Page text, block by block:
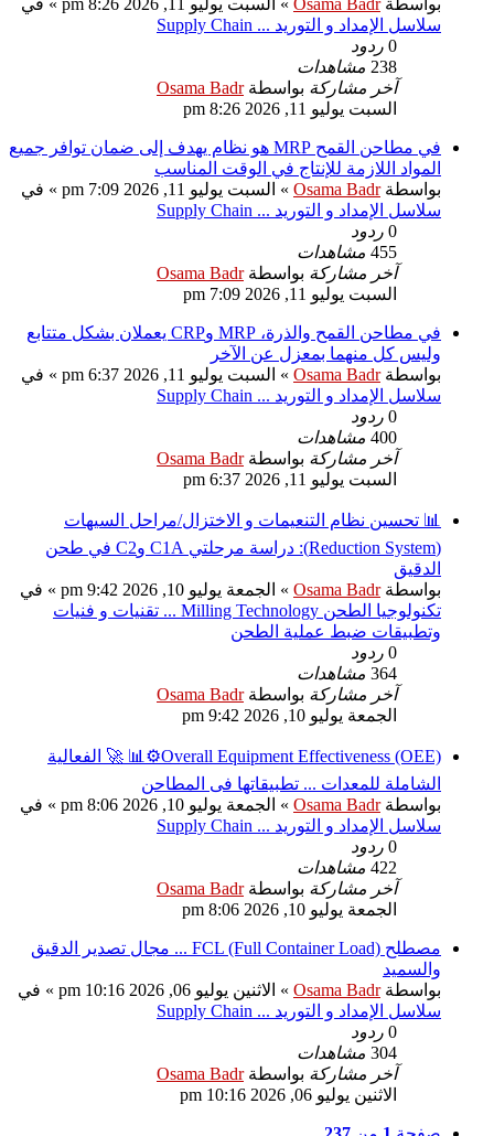
بواسطةOsama Badr » السبت يوليو 11, 2026 8:26 pm » في
سلاسل الإمداد و التوريد ... Supply Chain
0 ردود
238 مشاهدات
آخر مشاركة بواسطةOsama Badr
السبت يوليو 11, 2026 8:26 pm
في مطاحن القمح MRP هو نظام يهدف إلى ضمان توافر جميع
المواد اللازمة للإنتاج في الوقت المناسب
بواسطةOsama Badr » السبت يوليو 11, 2026 7:09 pm » في
سلاسل الإمداد و التوريد ... Supply Chain
0 ردود
455 مشاهدات
آخر مشاركة بواسطةOsama Badr
السبت يوليو 11, 2026 7:09 pm
في مطاحن القمح والذرة، MRP وCRP يعملان بشكل متتابع
وليس كل منهما بمعزل عن الآخر
بواسطةOsama Badr » السبت يوليو 11, 2026 6:37 pm » في
سلاسل الإمداد و التوريد ... Supply Chain
0 ردود
400 مشاهدات
آخر مشاركة بواسطةOsama Badr
السبت يوليو 11, 2026 6:37 pm
📊 تحسين نظام التنعيمات و الاختزال/مراحل السيهات
(Reduction System): دراسة مرحلتي C1A وC2 في طحن
الدقيق
بواسطةOsama Badr » الجمعة يوليو 10, 2026 9:42 pm » في
تكنولوجيا الطحن Milling Technology ... تقنيات و فنيات
وتطبيقات ضبط عملية الطحن
0 ردود
364 مشاهدات
آخر مشاركة بواسطةOsama Badr
الجمعة يوليو 10, 2026 9:42 pm
Overall Equipment Effectiveness (OEE)⚙️📊 🚀 الفعالية
الشاملة للمعدات ... تطبيقاتها فى المطاحن
بواسطةOsama Badr » الجمعة يوليو 10, 2026 8:06 pm » في
سلاسل الإمداد و التوريد ... Supply Chain
0 ردود
422 مشاهدات
آخر مشاركة بواسطةOsama Badr
الجمعة يوليو 10, 2026 8:06 pm
مصطلح FCL (Full Container Load) ... مجال تصدير الدقيق
والسميد
بواسطةOsama Badr » الاثنين يوليو 06, 2026 10:16 pm » في
سلاسل الإمداد و التوريد ... Supply Chain
0 ردود
304 مشاهدات
آخر مشاركة بواسطةOsama Badr
الاثنين يوليو 06, 2026 10:16 pm